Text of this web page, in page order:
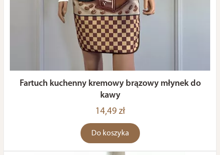
Fartuch kuchenny kremowy brązowy młynek do
kawy
14,49 zł
Do koszyka